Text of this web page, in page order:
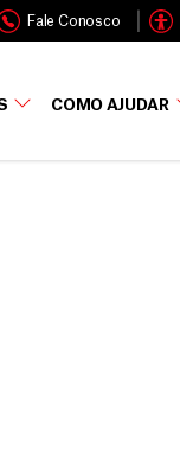
Fale Conosco
COMO AJUDAR